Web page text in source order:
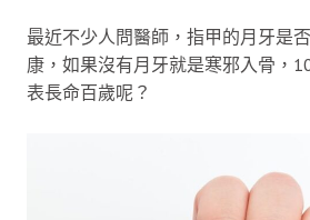
最近不少人問醫師，指甲的月牙是
康，如果沒有月牙就是寒邪入骨，
表長命百歲呢？